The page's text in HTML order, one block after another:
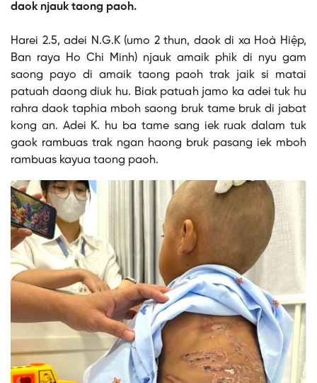
daok njauk taong paoh.
a
modal
window.
No compatible source was found for this media.
Harei 2.5, adei N.G.K (umo 2 thun, daok di xa Hoà Hiệp,
Ban raya Ho Chi Minh) njauk amaik phik di nyu gam
saong payo di amaik taong paoh trak jaik si matai
patuah daong diuk hu. Biak patuah jamo ka adei tuk hu
rahra daok taphia mboh saong bruk tame bruk di jabat
kong an. Adei K. hu ba tame sang iek ruak dalam tuk
gaok rambuas trak ngan haong bruk pasang iek mboh
rambuas kayua taong paoh.